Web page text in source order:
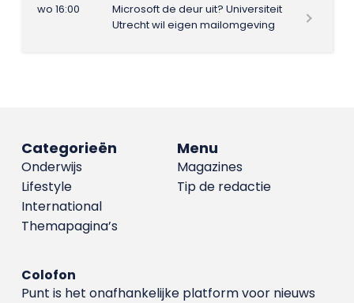
wo 16:00
Microsoft de deur uit? Universiteit
Utrecht wil eigen mailomgeving
Menu
Magazines
Tip de redactie
Categorieën
Onderwijs
Lifestyle
International
Themapagina’s
Colofon
Punt is het onafhankelijke platform voor nieuws